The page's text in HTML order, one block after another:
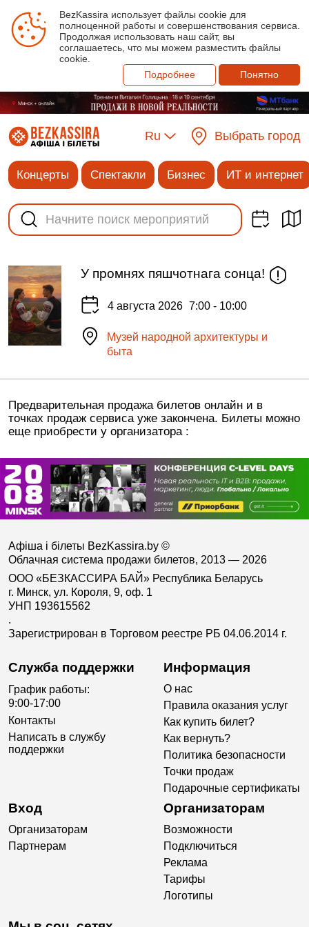
BezKassira использует файлы cookie для
полноценной работы и совершенствования сервиса.
Продолжая использовать наш сайт, вы
соглашаетесь, что мы можем разместить файлы
cookie.
Подробнее
Понятно
Ru Выбрать город
Концерты Спектакли Бизнес ИТ и интернет
У промнях пяшчотнага сонца!
4 августа 2026 7:00 - 10:00
Музей народной архитектуры и
быта
Предварительная продажа билетов онлайн и в
точках продаж сервиса уже закончена. Билеты можно
еще приобрести у организатора :
Афіша і білеты BezKassira.by ©
Облачная система продажи билетов, 2013 — 2026
ООО «БЕЗКАССИРА БАЙ» Республика Беларусь
г. Минск, ул. Короля, 9, оф. 1
УНП 193615562
.
Зарегистрирован в Торговом реестре РБ 04.06.2014 г.
Служба поддержки
График работы:
9:00-17:00
Контакты
Написать в службу
поддержки
Информация
О нас
Правила оказания услуг
Как купить билет?
Как вернуть?
Политика безопасности
Точки продаж
Подарочные сертификаты
Вход
Организаторам
Партнерам
Организаторам
Возможности
Подключиться
Реклама
Тарифы
Логотипы